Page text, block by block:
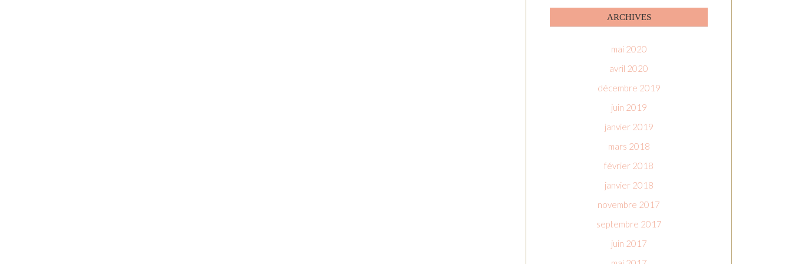
ARCHIVES
mai 2020
avril 2020
décembre 2019
juin 2019
janvier 2019
mars 2018
février 2018
janvier 2018
novembre 2017
septembre 2017
juin 2017